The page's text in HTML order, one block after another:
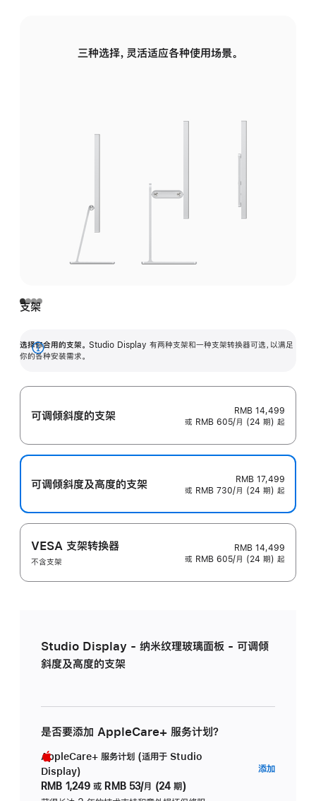
三种选择，灵活适应各种使用场景。
支架
选择你合用的支架。 Studio Display 有两种支架和一种支架转换器可选，以满足
你的各种安装需求。
展
可调倾斜度的支架
RMB 14,499
或 RMB 605/月 (24 期) 起
可调倾斜度及高‍度的支‍架
RMB 17,499
或 RMB 730/月 (24 期) 起
VESA 支架转换器
不含支架
RMB 14,499
或 RMB 605/月 (24 期) 起
Studio Display - 纳米纹理玻璃面板 - 可调倾
斜度及高度的支架
是否要添加 AppleCare+ 服务计划？
AppleCare+ 服务计划 (适用于 Studio
Display)
RMB 1,249 或 RMB 53/月 (24 期)
添加